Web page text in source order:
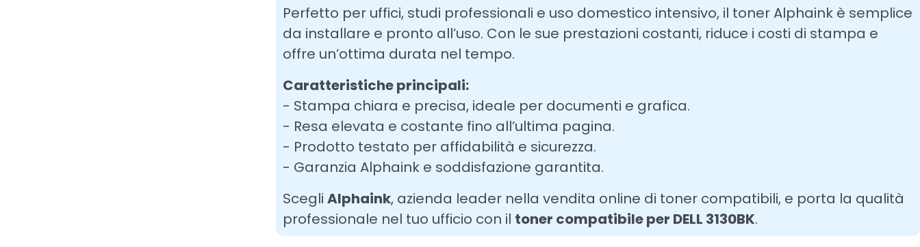
Perfetto per uffici, studi professionali e uso domestico intensivo, il toner Alphaink è semplice
da installare e pronto all’uso. Con le sue prestazioni costanti, riduce i costi di stampa e
offre un’ottima durata nel tempo.
Caratteristiche principali:
- Stampa chiara e precisa, ideale per documenti e grafica.
- Resa elevata e costante fino all’ultima pagina.
- Prodotto testato per affidabilità e sicurezza.
- Garanzia Alphaink e soddisfazione garantita.
ScegliAlphaink, azienda leader nella vendita online di toner compatibili, e porta la qualità
professionale nel tuo ufficio con il toner compatibile per DELL 3130BK.